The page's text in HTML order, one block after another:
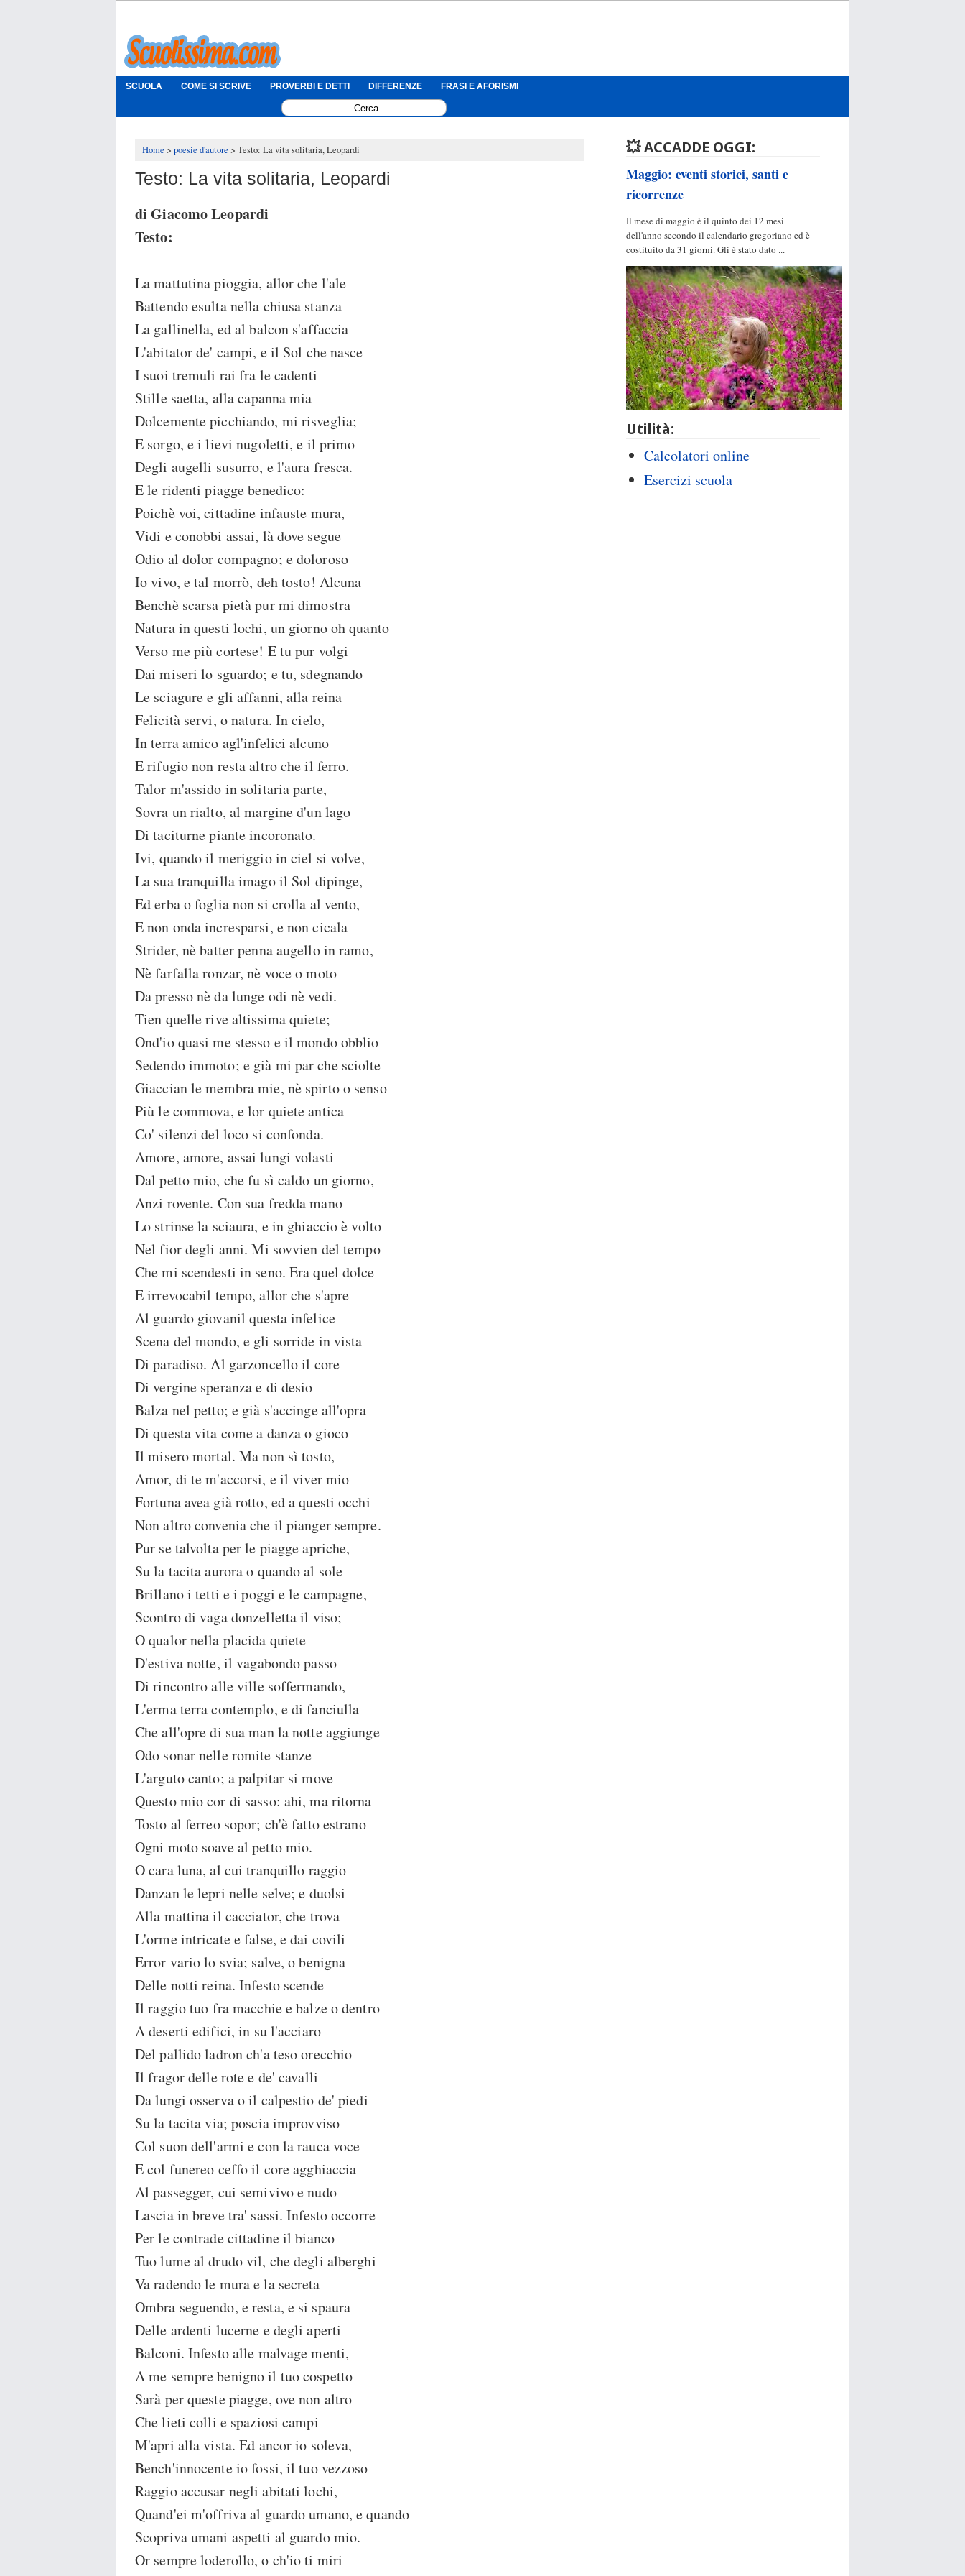
SCUOLA COME SI SCRIVE PROVERBI E DETTI DIFFERENZE FRASI E AFORISMI
Home poesie d'autore Testo: La vita solitaria, Leopardi
Testo: La vita solitaria, Leopardi
di Giacomo Leopardi
Testo:
La mattutina pioggia, allor che l'ale
Battendo esulta nella chiusa stanza
La gallinella, ed al balcon s'affaccia
L'abitator de' campi, e il Sol che nasce
I suoi tremuli rai fra le cadenti
Stille saetta, alla capanna mia
Dolcemente picchiando, mi risveglia;
E sorgo, e i lievi nugoletti, e il primo
Degli augelli susurro, e l'aura fresca.
E le ridenti piagge benedico:
Poichè voi, cittadine infauste mura,
Vidi e conobbi assai, là dove segue
Odio al dolor compagno; e doloroso
Io vivo, e tal morrò, deh tosto! Alcuna
Benchè scarsa pietà pur mi dimostra
Natura in questi lochi, un giorno oh quanto
Verso me più cortese! E tu pur volgi
Dai miseri lo sguardo; e tu, sdegnando
Le sciagure e gli affanni, alla reina
Felicità servi, o natura. In cielo,
In terra amico agl'infelici alcuno
E rifugio non resta altro che il ferro.
Talor m'assido in solitaria parte,
Sovra un rialto, al margine d'un lago
Di taciturne piante incoronato.
Ivi, quando il meriggio in ciel si volve,
La sua tranquilla imago il Sol dipinge,
Ed erba o foglia non si crolla al vento,
E non onda incresparsi, e non cicala
Strider, nè batter penna augello in ramo,
Nè farfalla ronzar, nè voce o moto
Da presso nè da lunge odi nè vedi.
Tien quelle rive altissima quiete;
Ond'io quasi me stesso e il mondo obblio
Sedendo immoto; e già mi par che sciolte
Giaccian le membra mie, nè spirto o senso
Più le commova, e lor quiete antica
Co' silenzi del loco si confonda.
Amore, amore, assai lungi volasti
Dal petto mio, che fu sì caldo un giorno,
Anzi rovente. Con sua fredda mano
Lo strinse la sciaura, e in ghiaccio è volto
Nel fior degli anni. Mi sovvien del tempo
Che mi scendesti in seno. Era quel dolce
E irrevocabil tempo, allor che s'apre
Al guardo giovanil questa infelice
Scena del mondo, e gli sorride in vista
Di paradiso. Al garzoncello il core
Di vergine speranza e di desio
Balza nel petto; e già s'accinge all'opra
Di questa vita come a danza o gioco
Il misero mortal. Ma non sì tosto,
Amor, di te m'accorsi, e il viver mio
Fortuna avea già rotto, ed a questi occhi
Non altro convenia che il pianger sempre.
Pur se talvolta per le piagge apriche,
Su la tacita aurora o quando al sole
Brillano i tetti e i poggi e le campagne,
Scontro di vaga donzelletta il viso;
O qualor nella placida quiete
D'estiva notte, il vagabondo passo
Di rincontro alle ville soffermando,
L'erma terra contemplo, e di fanciulla
Che all'opre di sua man la notte aggiunge
Odo sonar nelle romite stanze
L'arguto canto; a palpitar si move
Questo mio cor di sasso: ahi, ma ritorna
Tosto al ferreo sopor; ch'è fatto estrano
Ogni moto soave al petto mio.
O cara luna, al cui tranquillo raggio
Danzan le lepri nelle selve; e duolsi
Alla mattina il cacciator, che trova
L'orme intricate e false, e dai covili
Error vario lo svia; salve, o benigna
Delle notti reina. Infesto scende
Il raggio tuo fra macchie e balze o dentro
A deserti edifici, in su l'acciaro
Del pallido ladron ch'a teso orecchio
Il fragor delle rote e de' cavalli
Da lungi osserva o il calpestio de' piedi
Su la tacita via; poscia improvviso
Col suon dell'armi e con la rauca voce
E col funereo ceffo il core agghiaccia
Al passegger, cui semivivo e nudo
Lascia in breve tra' sassi. Infesto occorre
Per le contrade cittadine il bianco
Tuo lume al drudo vil, che degli alberghi
Va radendo le mura e la secreta
Ombra seguendo, e resta, e si spaura
Delle ardenti lucerne e degli aperti
Balconi. Infesto alle malvage menti,
A me sempre benigno il tuo cospetto
Sarà per queste piagge, ove non altro
Che lieti colli e spaziosi campi
M'apri alla vista. Ed ancor io soleva,
Bench'innocente io fossi, il tuo vezzoso
Raggio accusar negli abitati lochi,
Quand'ei m'offriva al guardo umano, e quando
Scopriva umani aspetti al guardo mio.
Or sempre loderollo, o ch'io ti miri
💥 ACCADDE OGGI:
Maggio: eventi storici, santi e
ricorrenze
Il mese di maggio è il quinto dei 12 mesi
dell'anno secondo il calendario gregoriano ed è
costituito da 31 giorni. Gli è stato dato ...
Utilità:
Calcolatori online
Esercizi scuola